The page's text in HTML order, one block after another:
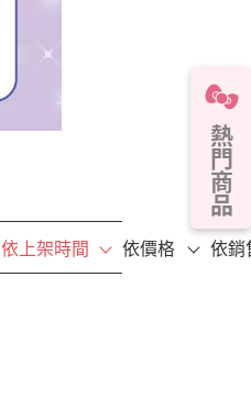
熱門商品
依上架時間 依價格 依銷